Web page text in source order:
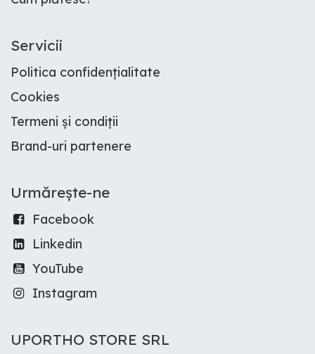
Servicii
Politica confidențialitate
Cookies
Termeni și condiții
Brand-uri partenere
Urmărește-ne
Facebook
Linkedin
YouTube
Instagram
UPORTHO STORE SRL